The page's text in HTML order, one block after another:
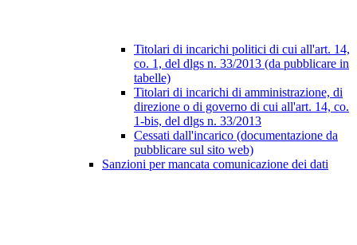
Titolari di incarichi politici di cui all'art. 14,
co. 1, del dlgs n. 33/2013 (da pubblicare in
tabelle)
Titolari di incarichi di amministrazione, di
direzione o di governo di cui all'art. 14, co.
1-bis, del dlgs n. 33/2013
Cessati dall'incarico (documentazione da
pubblicare sul sito web)
Sanzioni per mancata comunicazione dei dati